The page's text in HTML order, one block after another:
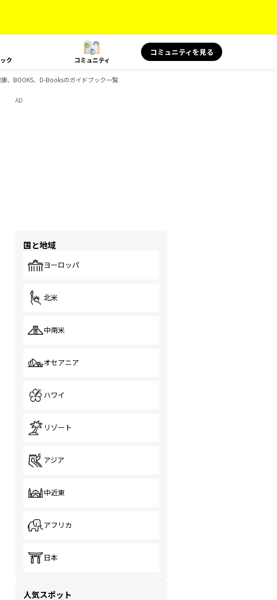
ク コミュニティ
コミュニティを見る
、BOOKS、D-Booksのガイドブック一覧
AD
国と地域
ヨーロッパ
北米
中南米
オセアニア
ハワイ
リゾート
アジア
中近東
アフリカ
日本
人気スポット